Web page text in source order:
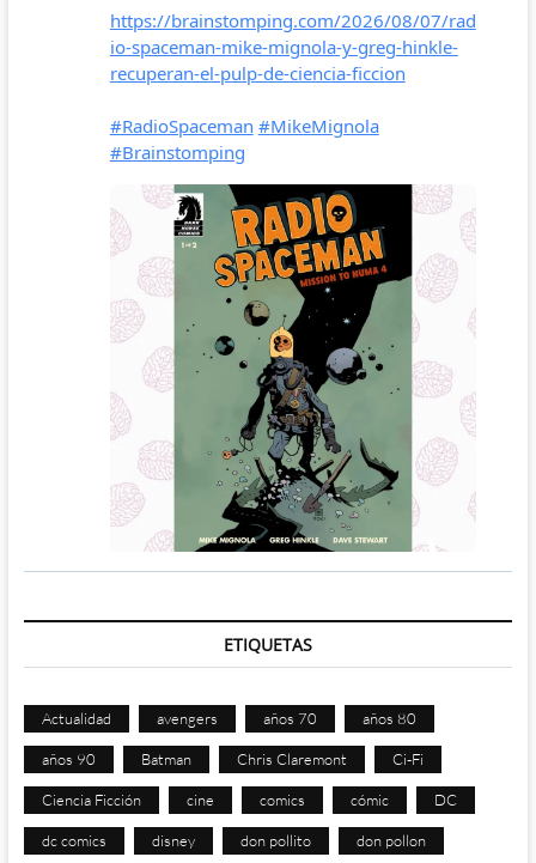
ETIQUETAS
Actualidad avengers años 70 años 80
años 90 Batman Chris Claremont Ci-Fi
Ciencia Ficción cine comics cómic DC
dc comics disney don pollito don pollon